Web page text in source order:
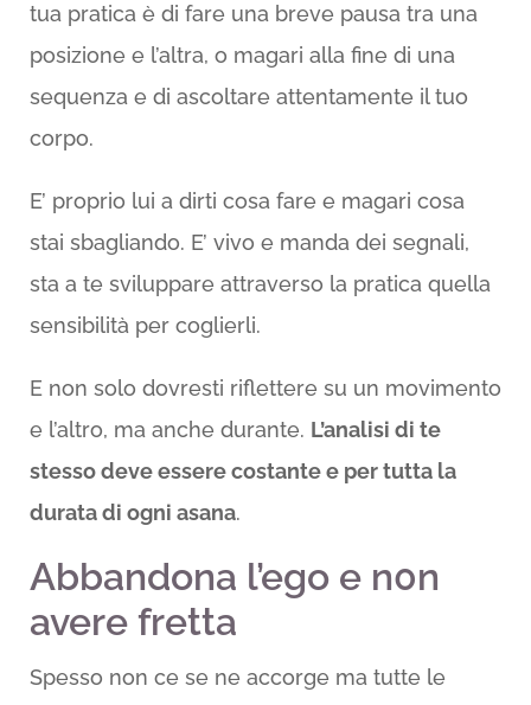
tua pratica è di fare una breve pausa tra una
posizione e l’altra, o magari alla fine di una
sequenza e di ascoltare attentamente il tuo
corpo.
E’ proprio lui a dirti cosa fare e magari cosa
stai sbagliando. E’ vivo e manda dei segnali,
sta a te sviluppare attraverso la pratica quella
sensibilità per coglierli.
E non solo dovresti riflettere su un movimento
e l’altro, ma anche durante. L’analisi di te
stesso deve essere costante e per tutta la
durata di ogni asana.
Abbandona l’ego e n0n
avere fretta
Spesso non ce se ne accorge ma tutte le